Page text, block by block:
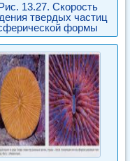
13.27. Скорость
твердых частиц
формы